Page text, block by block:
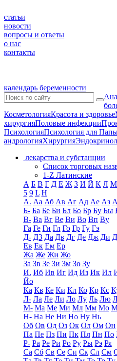
статьи
новости
вопросы и ответы
о нас
контакты
календарь беременности
КосметологияКрасота и здоровье
хирургияПоловые инфекции
ПсихологияПсихология для
андрологияХирургия
лекарства и субстанции
Список торговых
1-Z Латинские
А Б В Г Д Е Ж З И Й К Л М
5 9 L H
А. Аа Аб Ав Аг Ад Ае Аз
Б- Ба Бе Би Бл Бо Бр Бу Бы
В- Ва Вг Ве Ви Во Вп Ву
Га Ге Ги Гл Го Гр Гу Гэ
Д- Д3 Да Дв Дг Де Дж Ди
Ев Ек Ем Ер
Жа Же Жи Жо
За Зв Зе Зи Зм Зо Зу
И. Иб Ив Иг Ид Из Ик Ил
Йо
Ка Кв Ке Ки Кл Ко Кр Кс
Л- Ла Ле Ли Ло Лу Ль Лю
М- Ма Ме Ми Мл Мм Мо
Н- На Не Ни Но Ну Нь
Об Ов Од Оз Ок Ол Ом Он
Па Пе Пз Пи Пк Пл Пн По
Р- Ра Ре Ри Ро Ру Ры Рэ Ря
Са Сб Св Се Си Ск Сл См